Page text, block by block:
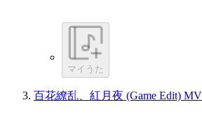
マイうた
百花繚乱、紅月夜 (Game Edit) MV